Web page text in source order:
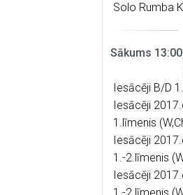
Solo Rumba
Sākums
Iesācēji B/D
Iesācēji
1.līmenis
Iesācēji
1.-2.līmenis
Iesācēji